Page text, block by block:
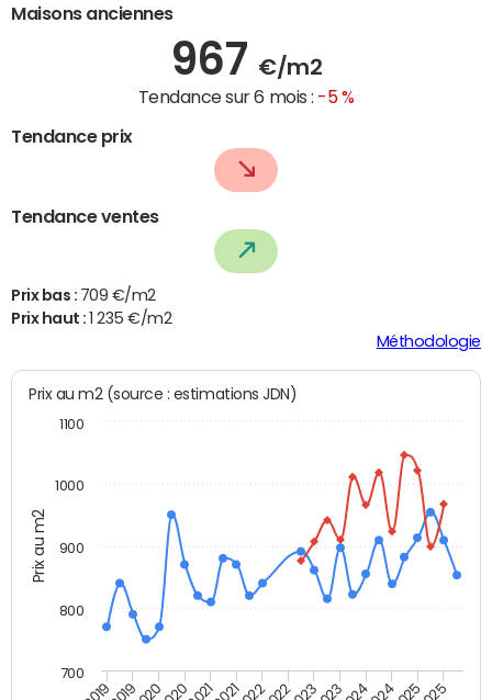
Maisons anciennes
967 €/m2
Tendance sur 6 mois : -5 %
Tendance prix
Tendance ventes
Prix bas : 709 €/m2
Prix haut :
1 235 €/m2
Méthodologie
Prix au m2
Prix au m2 (source : estimations JDN)
700
800
900
1000
1100